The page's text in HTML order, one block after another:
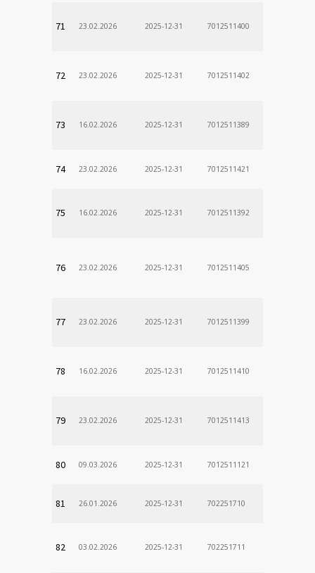
71 23.02.2026 2025-12-31 7012511400
72 23.02.2026 2025-12-31 7012511402
73 16.02.2026 2025-12-31 7012511389
74 23.02.2026 2025-12-31 7012511421
75 16.02.2026 2025-12-31 7012511392
76 23.02.2026 2025-12-31 7012511405
77 23.02.2026 2025-12-31 7012511399
78 16.02.2026 2025-12-31 7012511410
79 23.02.2026 2025-12-31 7012511413
80 09.03.2026 2025-12-31 7012511121
81 26.01.2026 2025-12-31 702251710
82 03.02.2026 2025-12-31 702251711